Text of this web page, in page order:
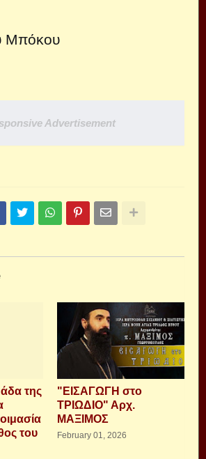
Μπόκου
Advertisement
της
του
"ΕΙΣΑΓΩΓΗ στο
ΤΡΙΩΔΙΟ" Αρχ.
ΜΑΞΙΜΟΣ
February 01, 2026